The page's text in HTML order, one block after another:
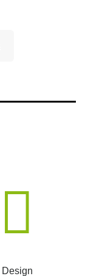
Design